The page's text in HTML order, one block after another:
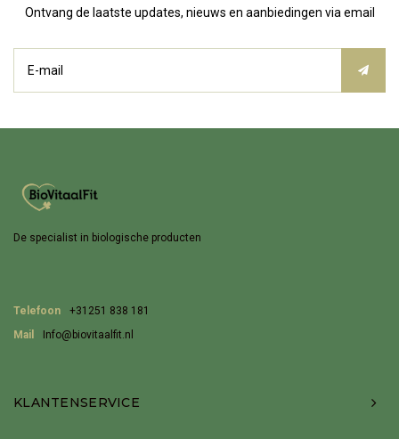
Ontvang de laatste updates, nieuws en aanbiedingen via email
De specialist in biologische producten
Telefoon
+31251 838 181
Mail
Info@biovitaalfit.nl
KLANTENSERVICE